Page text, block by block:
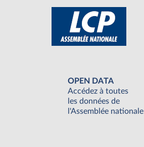
OPEN DATA
Accédez à toutes
les données de
l'Assemblée nationale